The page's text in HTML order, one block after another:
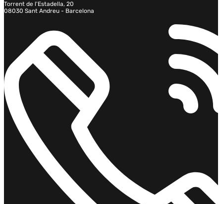
Torrent de l'Estadella, 20
08030 Sant Andreu - Barcelona